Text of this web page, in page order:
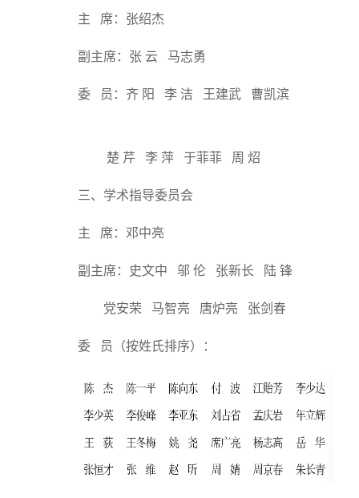
主 席：张绍杰
副主席：张 云 马志勇
委 员：齐 阳 李 洁 王建武 曹凯滨
楚 芹 李 萍 于菲菲 周 炤
三、学术指导委员会
主 席：邓中亮
副主席：史文中 邬 伦 张新长 陆 锋
党安荣 马智亮 唐炉亮 张剑春
委 员（按姓氏排序）：